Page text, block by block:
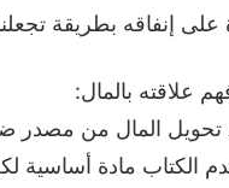
إنفاقه بطريقة
علاقته بالمال:
تحويل المال من مصدر
الكتاب مادة أساسية